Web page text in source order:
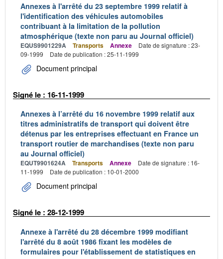
Annexes à l'arrêté du 23 septembre 1999 relatif à
l'identification des véhicules automobiles
contribuant à la limitation de la pollution
atmosphérique (texte non paru au Journal officiel)
EQUS9901229A Transports Annexe
Date de signature : 23-
09-1999
Date de publication : 25-11-1999
Document principal
Signé le : 16-11-1999
Annexes à l’arrêté du 16 novembre 1999 relatif aux
titres administratifs de transport qui doivent être
détenus par les entreprises effectuant en France un
transport routier de marchandises (texte non paru
au Journal officiel)
EQUT9901624A Transports Annexe
Date de signature : 16-
11-1999
Date de publication : 10-01-2000
Document principal
Signé le : 28-12-1999
Annexe à l'arrêté du 28 décembre 1999 modifiant
l'arrêté du 8 août 1986 fixant les modèles de
formulaires pour l'établissement de statistiques en